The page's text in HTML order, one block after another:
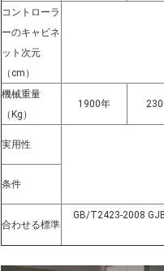
コントローラ
ーのキャビネ
ット次元
（cm）
機械重量
（Kg）
1900年
実用性
条件
合わせる標準
GB/T2423-2008